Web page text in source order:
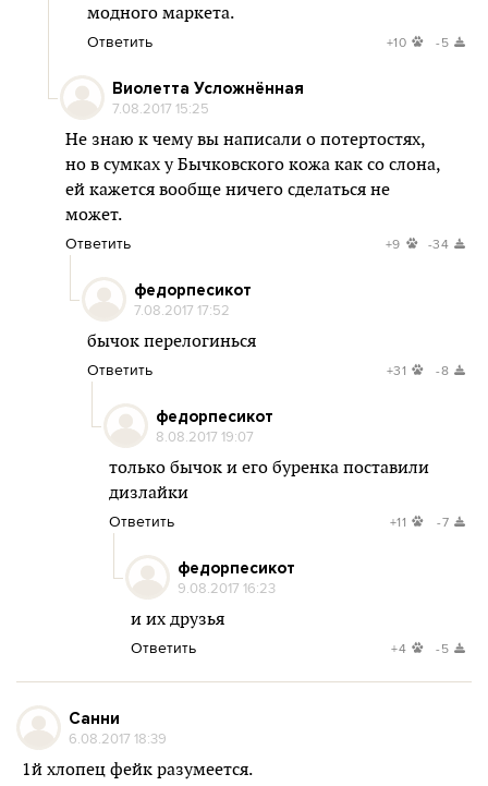
модного маркета.
Ответить +10 -5
Виолетта Усложнённая
7.08.2017 15:25
Не знаю к чему вы написали о потертостях,
но в сумках у Бычковского кожа как со слона,
ей кажется вообще ничего сделаться не
может.
Ответить +9 -34
федорпесикот
7.08.2017 17:52
бычок перелогинься
Ответить +31 -8
федорпесикот
8.08.2017 19:07
только бычок и его буренка поставили
дизлайки
Ответить +11 -7
федорпесикот
9.08.2017 16:23
и их друзья
Ответить +4 -5
Санни
6.08.2017 18:39
1й хлопец фейк разумеется.